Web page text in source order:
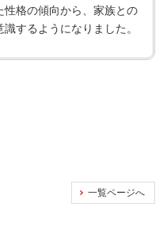
性格の傾向から、家族との
するようになりました。
一覧ページへ